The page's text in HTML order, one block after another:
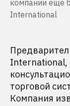
компании еще
International
International,
торговой
Компания